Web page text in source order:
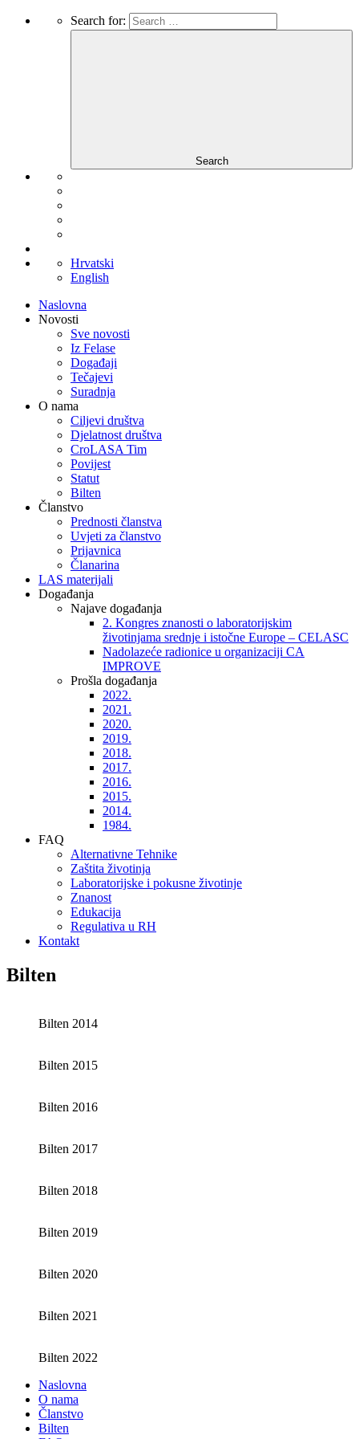
Search for:
Search
Hrvatski
English
Naslovna
Novosti
Sve novosti
Iz Felase
Događaji
Tečajevi
Suradnja
O nama
Ciljevi društva
Djelatnost društva
CroLASA Tim
Povijest
Statut
Bilten
Članstvo
Prednosti članstva
Uvjeti za članstvo
Prijavnica
Članarina
LAS materijali
Događanja
Najave događanja
2. Kongres znanosti o laboratorijskim
životinjama srednje i istočne Europe – CELASC
Nadolazeće radionice u organizaciji CA
IMPROVE
Prošla događanja
2022.
2021.
2020.
2019.
2018.
2017.
2016.
2015.
2014.
1984.
FAQ
Alternativne Tehnike
Zaštita životinja
Laboratorijske i pokusne životinje
Znanost
Edukacija
Regulativa u RH
Kontakt
Bilten
Bilten 2014
Bilten 2015
Bilten 2016
Bilten 2017
Bilten 2018
Bilten 2019
Bilten 2020
Bilten 2021
Bilten 2022
Naslovna
O nama
Članstvo
Bilten